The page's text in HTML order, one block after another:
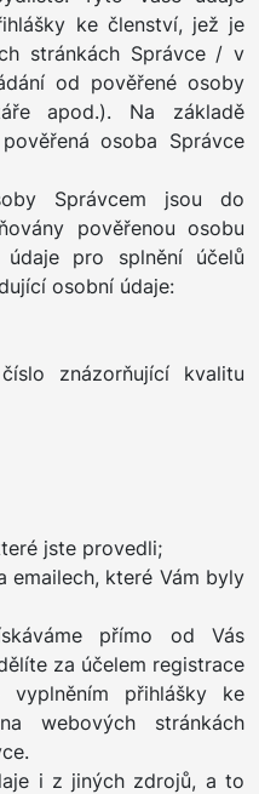
ke členství, jež je
stránkách Správce / v
od pověřené osoby
apod.). Na základě
osoba Správce
Správcem jsou do
pověřenou osobu
pro splnění účelů
osobní údaje:
znázorňující kvalitu
jste provedli;
emailech, které Vám byly
přímo od Vás
za účelem registrace
přihlášky ke
webových stránkách
i z jiných zdrojů, a to